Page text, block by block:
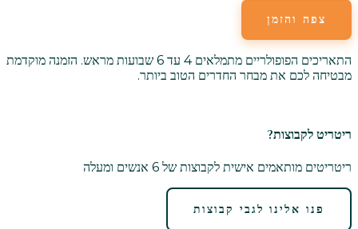
צפה והזמן
התאריכים הפופולריים מתמלאים 4 עד 6 שבועות מראש. הזמנה מוקדמת
מבטיחה לכם את מבחר החדרים הטוב ביותר.
ריטריט לקבוצות?
ריטריטים מותאמים אישית לקבוצות של 6 אנשים ומעלה
פנו אלינו לגבי קבוצות